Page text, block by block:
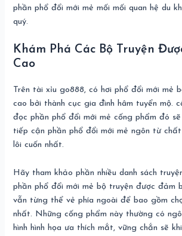
phần phổ đổi mới mẻ mối mối quan hệ du
quý.
Khám Phá Các Bộ Truyện
Cao
Trên tài xỉu go888, có hơi phổ đổi mới mẻ
cao bởi thành cục gia đình hâm tuyển mộ.
đọc phần phổ đổi mới mẻ cống phẩm đó
tiếp cận phần phổ đổi mới mẻ ngôn từ
lôi cuốn nhất.
Hãy tham khảo phần nhiều danh sách
phần phổ đổi mới mẻ bộ truyện được đảm
vẫn từng thể vẻ phía ngoài để bao gồm
nhất. Những cống phẩm này thường có
hình hình họa ưa thích mắt, vững chắn sẽ